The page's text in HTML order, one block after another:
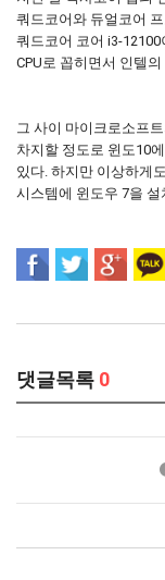
쿼드코어와 듀얼코어
쿼드코어 코어 i3-
CPU로 꼽히면서 인텔
그 사이 마이크로소프
차지할 정도로 윈도10
있다. 하지만 이상하게
시스템에 윈도우 7을 설
댓글목록 0